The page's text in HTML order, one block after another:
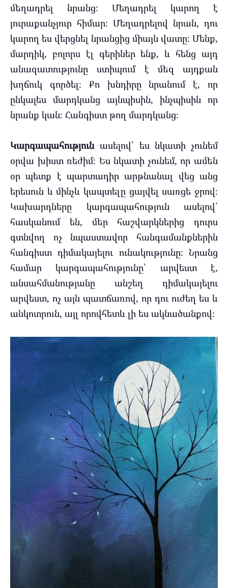
մեղադրել նրանց։ Մեղադրել կարող է
յուրաքանչյուր հիմար։ Մեղադրելով նրան, դու
կարող ես վերցնել նրանցից միայն վատը։ Մենք,
մարդիկ, բոլորս էլ գերիներ ենք, և հենց այդ
անազատությունը ստիպում է մեզ այդքան
խղճուկ գործել։ Քո խնդիրը նրանում է, որ
ընկալես մարդկանց այնպիսին, ինչպիսին որ
նրանք կան։ Հանգիստ թող մարդկանց։
Կարգապահությունասելով՝ ես նկատի չունեմ
օրվա խիստ ռեժիմ։ Ես նկատի չունեմ, որ ամեն
օր պետք է պարտադիր արթնանալ վեց անց
երեսուն և մինչև կապտելը ցայվել սառցե ջրով։
Կախարդները կարգապահություն ասելով՝
հասկանում են, մեր հաշվարկներից դուրս
գտնվող ոչ նպաստավոր հանգամանքներին
հանգիստ դիմակայելու ունակությունը։ Նրանց
համար կարգապահությունը՝ արվեստ է,
անսահմանությանը անշեղ դիմակայելու
արվեստ, ոչ այն պատճառով, որ դու ուժեղ ես և
անկոտրուն, այլ որովհետև լի ես ակնածանքով։